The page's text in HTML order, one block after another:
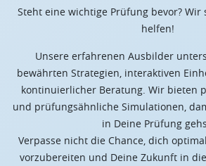
Steht eine wichtige Prüfung bevor?
helfen!
Unsere erfahrenen Ausbilder
bewährten Strategien, interaktiven
kontinuierlicher Beratung. Wir bieten
und prüfungsähnliche Simulationen,
in Deine Prüfung
Verpasse nicht die Chance, dich
vorzubereiten und Deine Zukunft in